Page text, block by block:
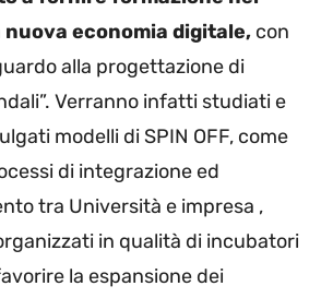
economia digitale, con
alla progettazione di
Verranno infatti studiati e
modelli di SPIN OFF, come
di integrazione ed
tra Università e impresa ,
in qualità di incubatori
la espansione dei